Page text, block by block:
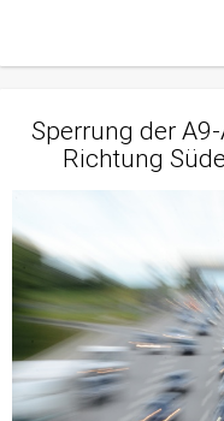
Sperrung der
Richtung